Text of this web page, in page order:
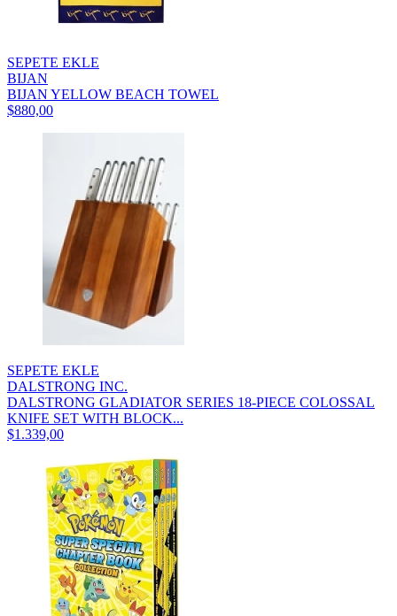
SEPETE EKLE
BIJAN
BIJAN YELLOW BEACH TOWEL
$880,00
SEPETE EKLE
DALSTRONG INC.
DALSTRONG GLADIATOR SERIES 18-PIECE COLOSSAL
KNIFE SET WITH BLOCK...
$1.339,00